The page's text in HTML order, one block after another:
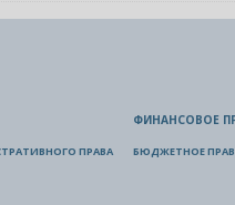
ПРАВА
ФИНАНСОВОЕ
БЮДЖЕТНОЕ